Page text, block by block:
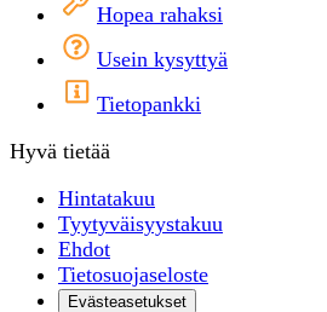
Hopea rahaksi
Usein kysyttyä
Tietopankki
Hyvä tietää
Hintatakuu
Tyytyväisyystakuu
Ehdot
Tietosuojaseloste
Evästeasetukset